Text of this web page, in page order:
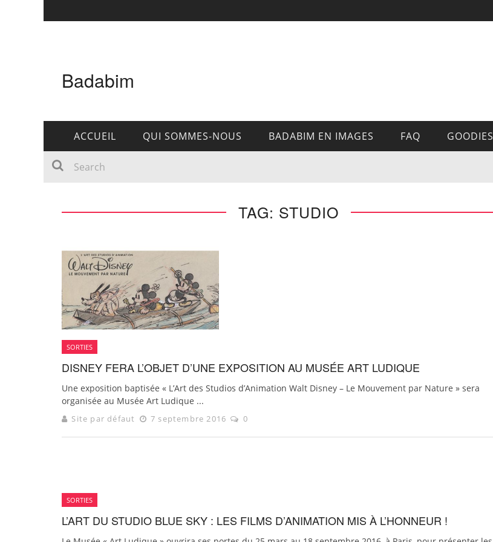
Badabim
ACCUEIL QUI SOMMES-NOUS BADABIM EN IMAGES FAQ GOODIES
TAG: STUDIO
SORTIES
DISNEY FERA L’OBJET D’UNE EXPOSITION AU MUSÉE ART LUDIQUE
Une exposition baptisée « L’Art des Studios d’Animation Walt Disney – Le Mouvement par Nature » sera
organisée au Musée Art Ludique ...
Site par défaut 7 septembre 2016 0
SORTIES
L’ART DU STUDIO BLUE SKY : LES FILMS D’ANIMATION MIS À L’HONNEUR !